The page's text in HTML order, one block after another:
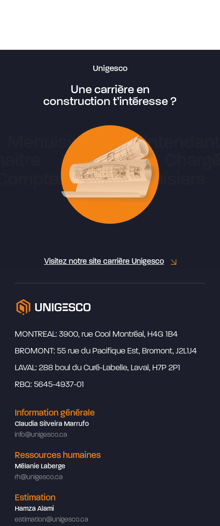
Unigesco
Une carrière en
construction t’intéresse ?
Visitez notre site carrière Unigesco
MONTREAL: 3900, rue Cool Montréal, H4G 1B4
BROMONT: 55 rue du Pacifique Est, Bromont, J2L1J4
LAVAL: 288 boul du Curé-Labelle, Laval, H7P 2P1
RBQ: 5645-4937-01
Information générale
Claudia Silveira Marrufo
info@unigesco.ca
Ressources humaines
Mélanie Laberge
rh@unigesco.ca
Estimation
Hamza Alami
estimation@unigesco.ca